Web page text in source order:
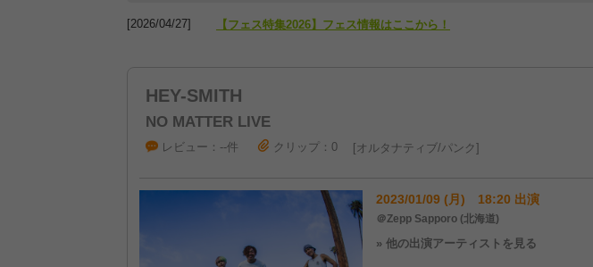
[2026/04/27] 【フェス特集2026】フェス情報はここから！
HEY-SMITH
NO MATTER LIVE
レビュー：--件 クリップ：0 オルタナティブ/パンク
2023/01/09 (月) 18:20 出演
＠Zepp Sapporo (北海道)
» 他の出演アーティストを見る